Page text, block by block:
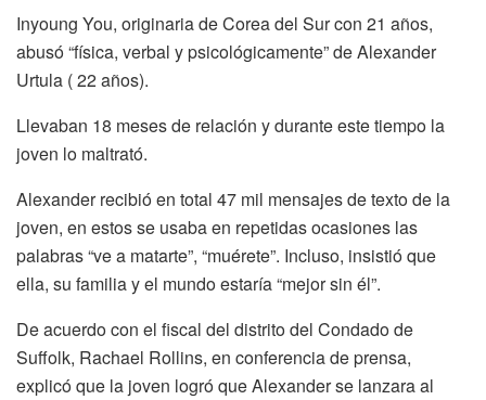
Inyoung You, originaria de Corea del Sur con 21 años,
abusó “física, verbal y psicológicamente” de Alexander
Urtula ( 22 años).
Llevaban 18 meses de relación y durante este tiempo la
joven lo maltrató.
Alexander recibió en total 47 mil mensajes de texto de la
joven, en estos se usaba en repetidas ocasiones las
palabras “ve a matarte”, “muérete”. Incluso, insistió que
ella, su familia y el mundo estaría “mejor sin él”.
De acuerdo con el fiscal del distrito del Condado de
Suffolk, Rachael Rollins, en conferencia de prensa,
explicó que la joven logró que Alexander se lanzara al